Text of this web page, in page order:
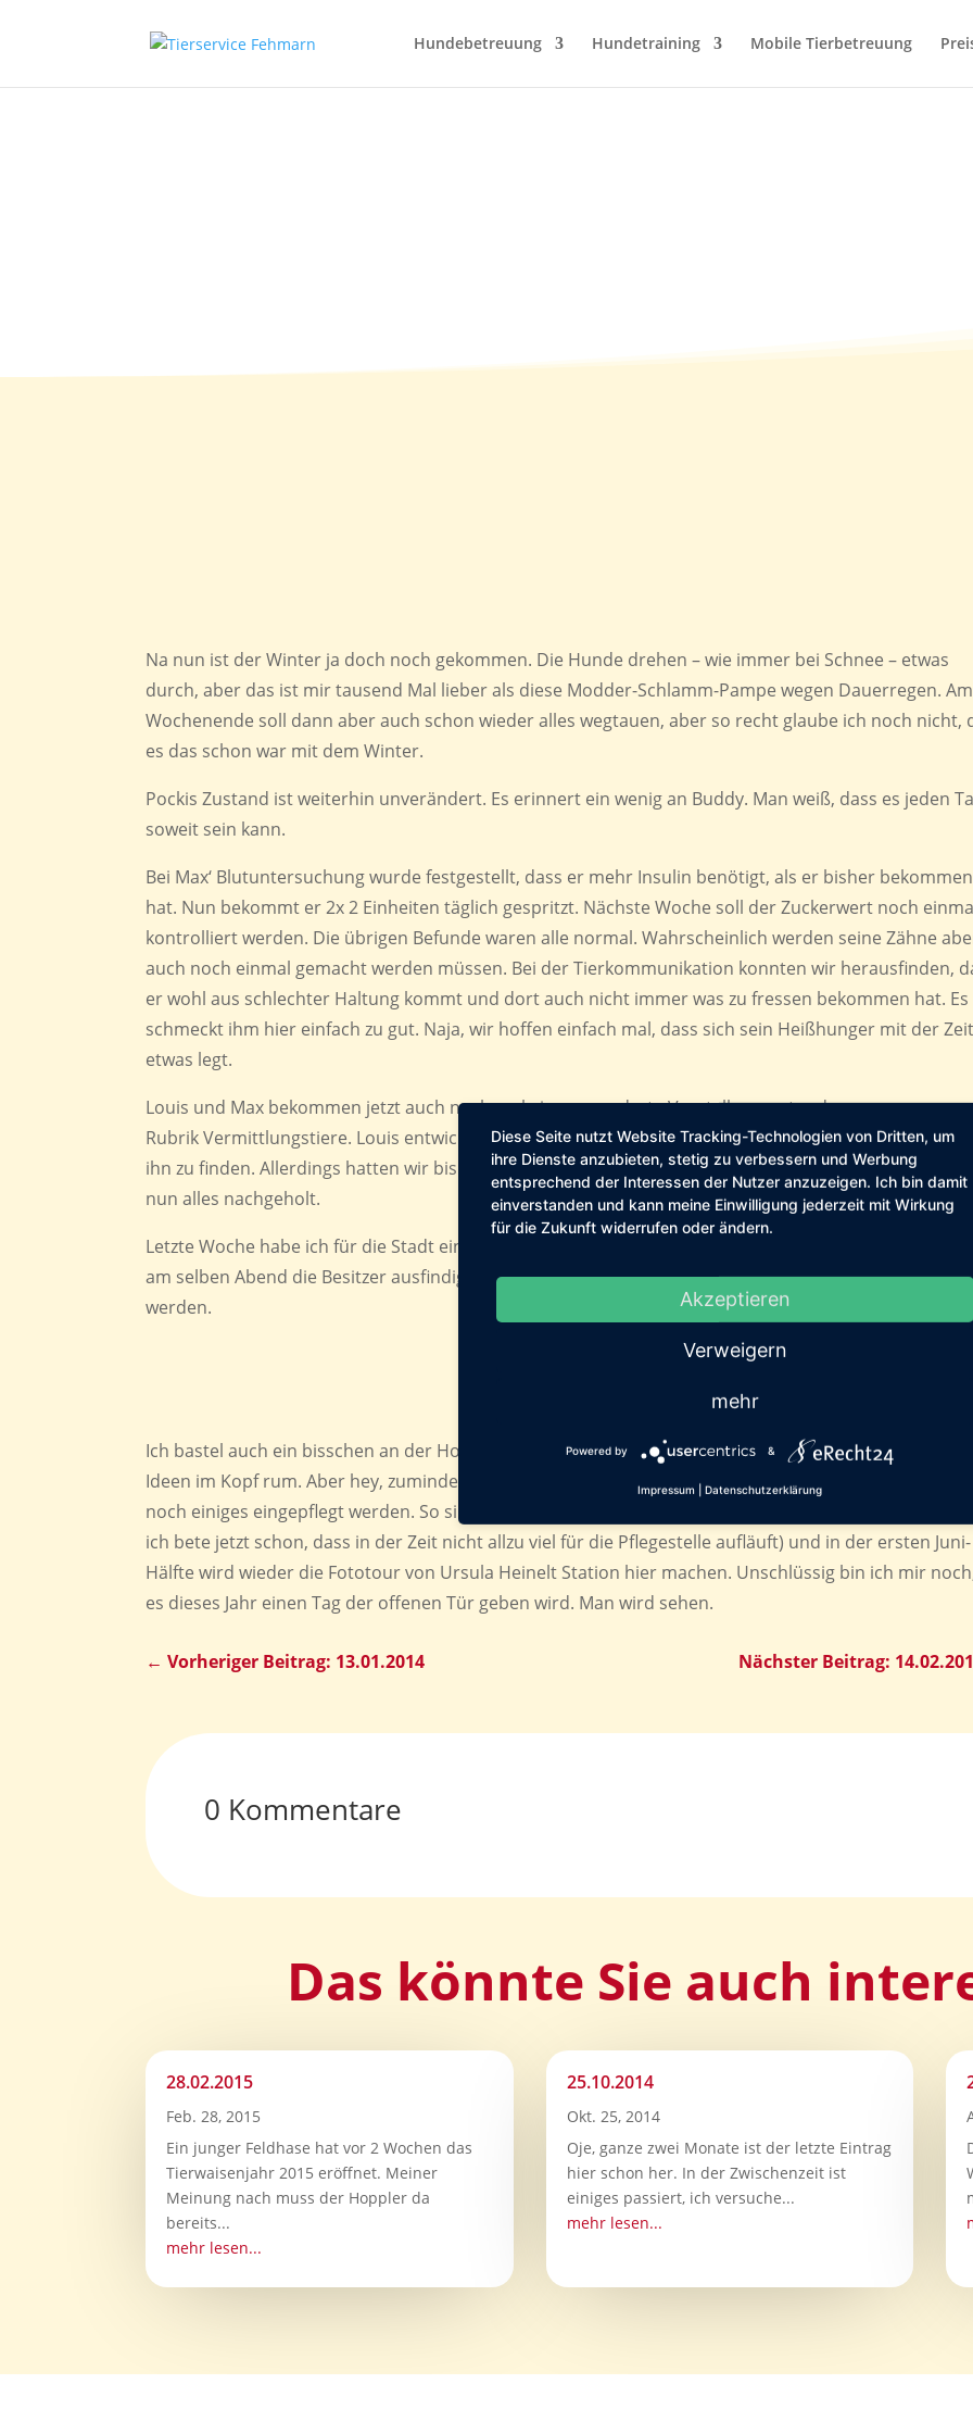
Hundebetreuung Hundetraining Mobile Tierbetreuung
Na nun ist der Winter ja doch noch gekommen. Die Hunde drehen – wie immer bei Schnee – etwas
durch, aber das ist mir tausend Mal lieber als diese Modder-Schlamm-Pampe wegen Dauerregen. Am
Wochenende soll dann aber auch schon wieder alles wegtauen, aber so recht glaube ich noch nicht,
es das schon war mit dem Winter.
Pockis Zustand ist weiterhin unverändert. Es erinnert ein wenig an Buddy. Man weiß, dass es jeden
soweit sein kann.
Bei Max‘ Blutuntersuchung wurde festgestellt, dass er mehr Insulin benötigt, als er bisher bekommen
hat. Nun bekommt er 2x 2 Einheiten täglich gespritzt. Nächste Woche soll der Zuckerwert noch
kontrolliert werden. Die übrigen Befunde waren alle normal. Wahrscheinlich werden seine Zähne
auch noch einmal gemacht werden müssen. Bei der Tierkommunikation konnten wir herausfinden,
er wohl aus schlechter Haltung kommt und dort auch nicht immer was zu fressen bekommen hat. Es
schmeckt ihm hier einfach zu gut. Naja, wir hoffen einfach mal, dass sich sein Heißhunger mit der Zeit
etwas legt.
Louis und Max bekommen jetzt auch noch mal eine gesonderte Vorstellung unter der
Rubrik Vermittlungstiere. Louis entwickelt sich hier gut, dennoch hoffen wir, bald die richtigen Leute
ihn zu finden. Allerdings hatten wir bisher auch noch keine Anzeige oder ähnliches geschaltet, das wird
nun alles nachgeholt.
Letzte Woche habe ich für die Stadt einen Fundhund kurzfristig aufgenommen, wir konnten aber noch
am selben Abend die Besitzer ausfindig machen und der Hund und die Besitzer konnten wieder
werden.
Ich bastel auch ein bisschen an der Homepage rum, so wie es die Zeit zulässt, mir spuken da diverse
Ideen im Kopf rum. Aber hey, zumindest das Gästebuch ist jetzt nutzbar. Auch bei den Terminen muss
noch einiges eingepflegt werden. So sind wir im Mai eine Woche in Urlaub aus familiären Gründen
ich bete jetzt schon, dass in der Zeit nicht allzu viel für die Pflegestelle aufläuft) und in der ersten Juni-
Hälfte wird wieder die Fototour von Ursula Heinelt Station hier machen. Unschlüssig bin ich mir
es dieses Jahr einen Tag der offenen Tür geben wird. Man wird sehen.
←Vorheriger Beitrag: 13.01.2014 Nächster Beitrag:
0 Kommentare
Das könnte Sie auch
28.02.2015
Feb. 28, 2015
Ein junger Feldhase hat vor 2 Wochen das
Tierwaisenjahr 2015 eröffnet. Meiner
Meinung nach muss der Hoppler da
bereits...
mehr lesen...
25.10.2014
Okt. 25, 2014
Oje, ganze zwei Monate ist der letzte Eintrag
hier schon her. In der Zwischenzeit ist
einiges passiert, ich versuche...
mehr lesen...
Diese Seite nutzt Website Tracking-Technologien von Dritten, um
ihre Dienste anzubieten, stetig zu verbessern und Werbung
entsprechend der Interessen der Nutzer anzuzeigen. Ich bin damit
einverstanden und kann meine Einwilligung jederzeit mit Wirkung
für die Zukunft widerrufen oder ändern.
Akzeptieren
Verweigern
mehr
Powered by &
Impressum Datenschutzerklärung